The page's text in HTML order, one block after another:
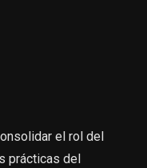
el rol del
prácticas del